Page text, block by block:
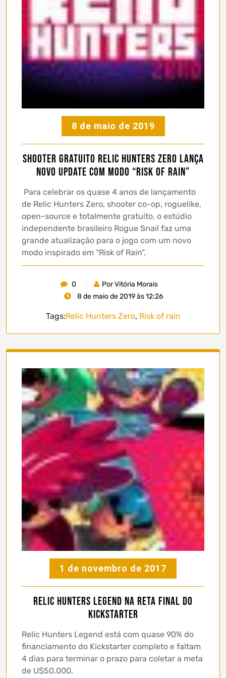
8 de maio de 2019
Shooter Gratuito Relic Hunters Zero lança
novo update com modo “Risk of Rain”
Para celebrar os quase 4 anos de lançamento
de Relic Hunters Zero, shooter co-op, roguelike,
open-source e totalmente gratuito, o estúdio
independente brasileiro Rogue Snail faz uma
grande atualização para o jogo com um novo
modo inspirado em “Risk of Rain”.
0
Por Vitória Morais
8 de maio de 2019 às 12:26
Tags:Relic Hunters Zero, Risk of rain
1 de novembro de 2017
Relic Hunters Legend na reta final do
Kickstarter
Relic Hunters Legend está com quase 90% do
financiamento do Kickstarter completo e faltam
4 dias para terminar o prazo para coletar a meta
de U$50.000.